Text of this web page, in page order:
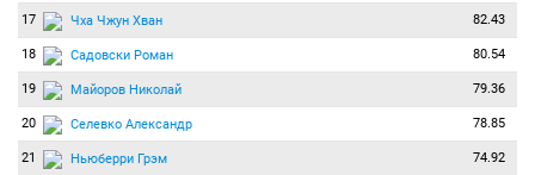
17 Чха Чжун Хван 82.43
18 Садовски Роман 80.54
19 Майоров Николай 79.36
20 Селевко Александр 78.85
21 Ньюберри Грэм 74.92